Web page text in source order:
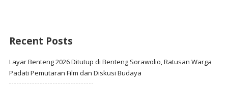
Recent Posts
Layar Benteng 2026 Ditutup di Benteng Sorawolio, Ratusan Warga
Padati Pemutaran Film dan Diskusi Budaya